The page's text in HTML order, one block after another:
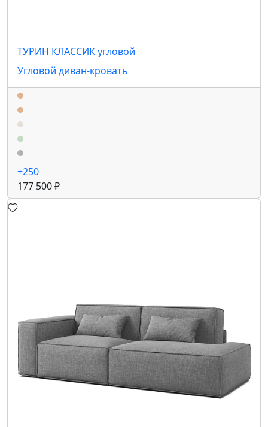
ТУРИН КЛАССИК угловой
Угловой диван-кровать
+250
177 500 ₽